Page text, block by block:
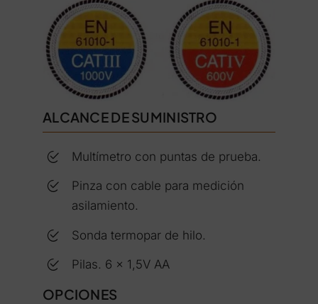
ALCANCE DE SUMINISTRO
Multímetro con puntas de prueba.
Pinza con cable para medición
asilamiento.
Sonda termopar de hilo.
Pilas. 6 x 1,5V AA
OPCIONES